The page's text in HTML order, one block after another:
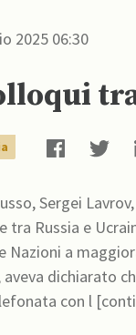
2025 06:30
Sergei
tra Russia e
cristiano-
dichiarato
con l